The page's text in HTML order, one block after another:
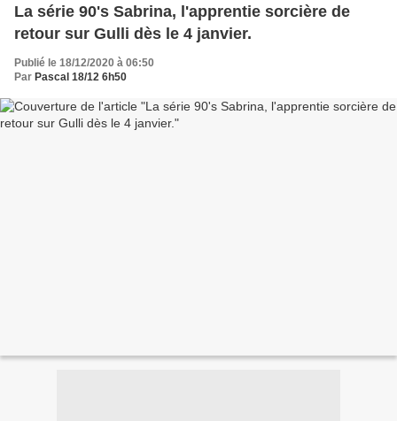
La série 90's Sabrina, l'apprentie sorcière de
retour sur Gulli dès le 4 janvier.
Publié le 18/12/2020 à 06:50
Par Pascal 18/12 6h50